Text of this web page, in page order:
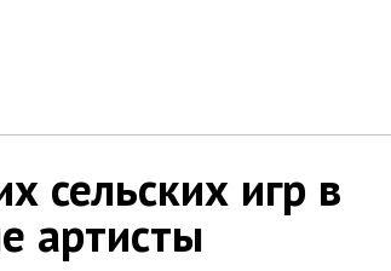
сельских игр в
артисты